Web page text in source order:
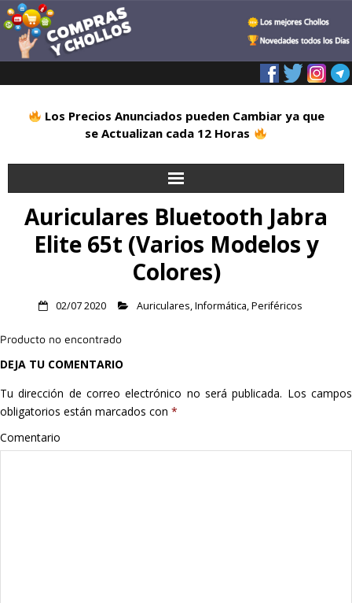
Los Precios Anunciados pueden Cambiar ya que
se Actualizan cada 12 Horas
Inicio
Alimentación
Hogar
Informática
Listas
Auriculares Bluetooth Jabra
Elite 65t (Varios Modelos y
Colores)
02/07 2020 Auriculares,Informática,Periféricos
Producto no encontrado
DEJA TU COMENTARIO
Tu dirección de correo electrónico no será publicada. Los campos
obligatorios están marcados con *
Comentario